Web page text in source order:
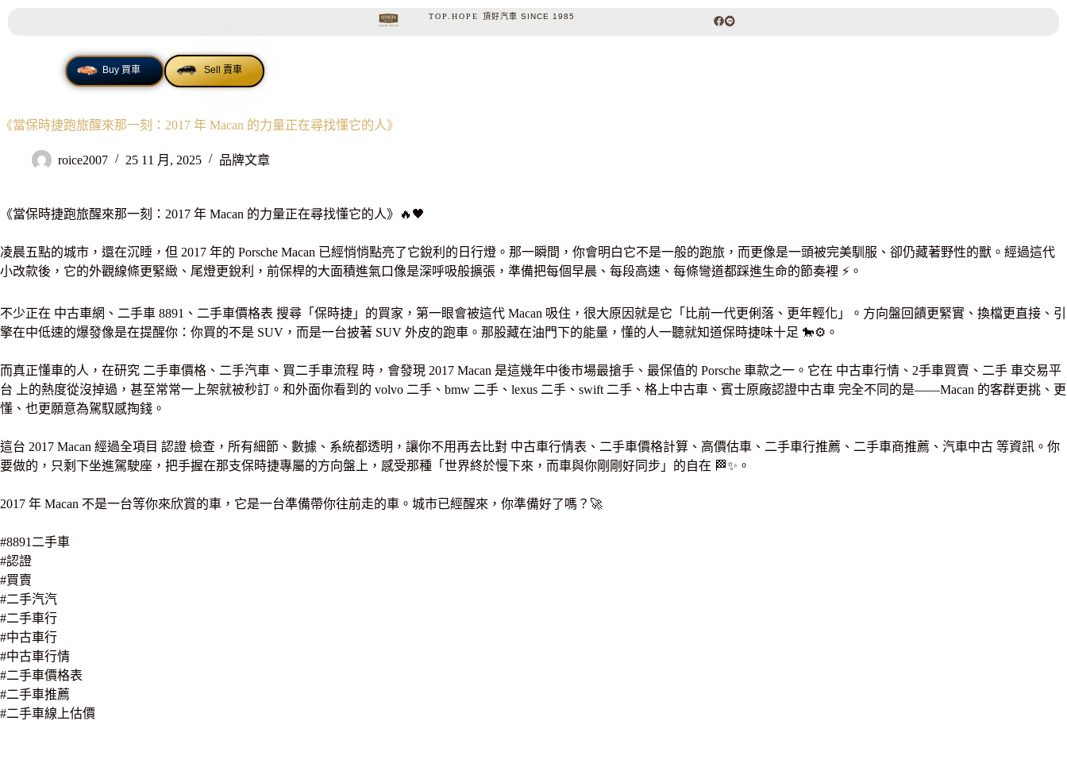
TOP.HOPE頂好汽車 SINCE 1985
MENU Buy 買車 Sell 賣車
《當保時捷跑旅醒來那一刻：2017 年 Macan 的力量正在尋找懂它的人》
roice2007 25 11 月, 2025 品牌文章
《當保時捷跑旅醒來那一刻：2017 年 Macan 的力量正在尋找懂它的人》🔥🖤
凌晨五點的城市，還在沉睡，但 2017 年的 Porsche Macan 已經悄悄點亮了它銳利的日行燈。那一瞬間，你會明白它不是一般的跑旅，而更像是一頭被完美馴服、卻仍藏著野性的獸。經過這代
小改款後，它的外觀線條更緊緻、尾燈更銳利，前保桿的大面積進氣口像是深呼吸般擴張，準備把每個早晨、每段高速、每條彎道都踩進生命的節奏裡 ⚡️。
不少正在 中古車網、二手車 8891、二手車價格表 搜尋「保時捷」的買家，第一眼會被這代 Macan 吸住，很大原因就是它「比前一代更俐落、更年輕化」。方向盤回饋更緊實、換檔更直接、引
擎在中低速的爆發像是在提醒你：你買的不是 SUV，而是一台披著 SUV 外皮的跑車。那股藏在油門下的能量，懂的人一聽就知道保時捷味十足 🐎⚙️。
而真正懂車的人，在研究 二手車價格、二手汽車、買二手車流程 時，會發現 2017 Macan 是這幾年中後市場最搶手、最保值的 Porsche 車款之一。它在 中古車行情、2手車買賣、二手 車交易平
台 上的熱度從沒掉過，甚至常常一上架就被秒訂。和外面你看到的 volvo 二手、bmw 二手、lexus 二手、swift 二手、格上中古車、賓士原廠認證中古車 完全不同的是——Macan 的客群更挑、更
懂、也更願意為駕馭感掏錢。
這台 2017 Macan 經過全項目 認證 檢查，所有細節、數據、系統都透明，讓你不用再去比對 中古車行情表、二手車價格計算、高價估車、二手車行推薦、二手車商推薦、汽車中古 等資訊。你
要做的，只剩下坐進駕駛座，把手握在那支保時捷專屬的方向盤上，感受那種「世界終於慢下來，而車與你剛剛好同步」的自在 🏁✨。
2017 年 Macan 不是一台等你來欣賞的車，它是一台準備帶你往前走的車。城市已經醒來，你準備好了嗎？🚀
#8891二手車
#認證
#買賣
#二手汽汽
#二手車行
#中古車行
#中古車行情
#二手車價格表
#二手車推薦
#二手車線上估價